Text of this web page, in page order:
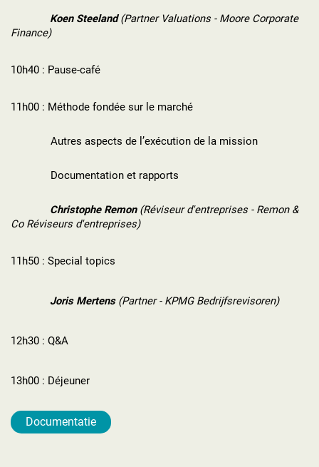
Koen Steeland(Partner Valuations - Moore Corporate
Finance)
10h40 : Pause-café
11h00 : Méthode fondée sur le marché
Autres aspects de l’exécution de la mission
Documentation et rapports
Christophe Remon(Réviseur d'entreprises - Remon &
Co Réviseurs d'entreprises)
11h50 : Special topics
Joris Mertens (Partner - KPMG Bedrijfsrevisoren)
12h30 : Q&A
13h00 : Déjeuner
Documentatie